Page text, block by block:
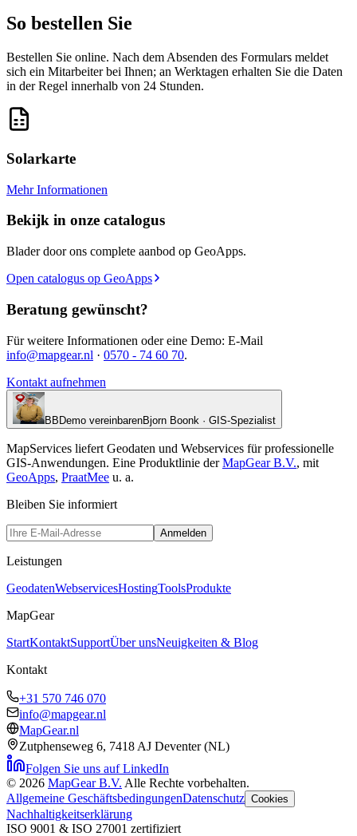
So bestellen Sie
Bestellen Sie online. Nach dem Absenden des Formulars meldet
sich ein Mitarbeiter bei Ihnen; an Werktagen erhalten Sie die Daten
in der Regel innerhalb von 24 Stunden.
Solarkarte
Mehr Informationen
Bekijk in onze catalogus
Blader door ons complete aanbod op GeoApps.
Open catalogus op GeoApps
Beratung gewünscht?
Für weitere Informationen oder eine Demo: E-Mail
info@mapgear.nl · 0570 - 74 60 70.
Kontakt aufnehmen
BBDemo vereinbarenBjorn Boonk · GIS-Spezialist
MapServices liefert Geodaten und Webservices für professionelle
GIS-Anwendungen. Eine Produktlinie derMapGear B.V., mit
GeoApps, PraatMee u. a.
Bleiben Sie informiert
Anmelden
Leistungen
GeodatenWebservicesHostingToolsProdukte
MapGear
StartKontaktSupportÜber unsNeuigkeiten & Blog
Kontakt
+31 570 746 070
info@mapgear.nl
MapGear.nl
Zutphenseweg 6, 7418 AJ Deventer (NL)
Folgen Sie uns auf LinkedIn
© 2026 MapGear B.V. Alle Rechte vorbehalten.
Allgemeine GeschäftsbedingungenDatenschutz Cookies
Nachhaltigkeitserklärung
ISO 9001 & ISO 27001 zertifiziert